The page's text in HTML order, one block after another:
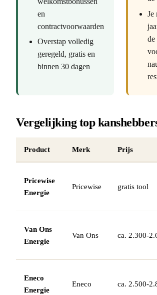
en
contractvoorwaarden
Overstap volledig
geregeld, gratis en
binnen 30 dagen
Je
de
Vergelijking top
Product Merk Prijs
Pricewise
Energie
Pricewise gratis tool
Van Ons
Energie
Van Ons ca. 2.300-
Eneco
Energie
Eneco ca. 2.500-